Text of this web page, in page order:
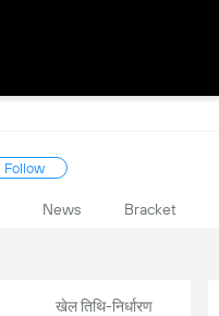
Follow
News Bracket
खेल तिथि-निर्धारण